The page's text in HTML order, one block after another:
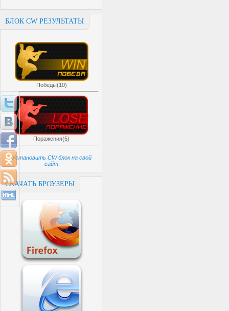
БЛОК CW РЕЗУЛЬТАТЫ
Победы(10)
Поражения(5)
Установить CW блок на свой
сайт
СКАЧАТЬ БРОУЗЕРЫ